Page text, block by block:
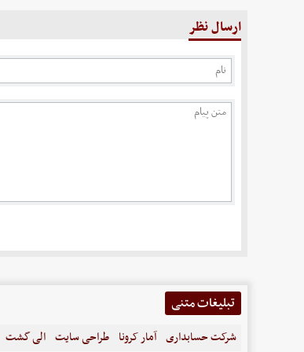
ارسال نظر
تبلیغات متنی
شرکت حسابداری آمار کرونا طراحی سایت الی گشت